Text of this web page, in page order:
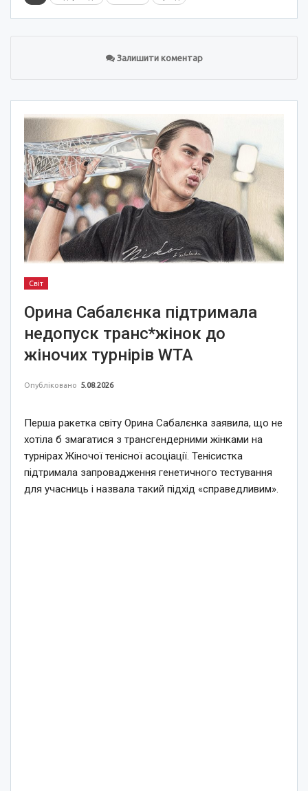
Залишити коментар
Світ
Орина Сабалєнка підтримала
недопуск транс*жінок до
жіночих турнірів WTA
Опубліковано 5.08.2026
Перша ракетка світу Орина Сабалєнка заявила, що не
хотіла б змагатися з трансгендерними жінками на
турнірах Жіночої тенісної асоціації. Тенісистка
підтримала запровадження генетичного тестування
для учасниць і назвала такий підхід «справедливим».